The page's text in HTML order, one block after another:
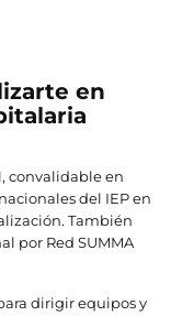
en
convalidable en
del IEP en
También
por Red SUMMA
dirigir equipos y